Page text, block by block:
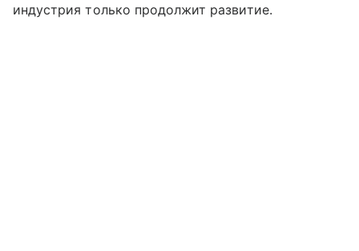
индустрия только продолжит развитие.